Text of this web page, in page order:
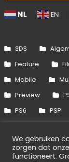
NL EN
3DS
Feature
Mobile
Preview
PS6
PSP
Xbox 360
We gebruiken
zorgen dat
functioneert.